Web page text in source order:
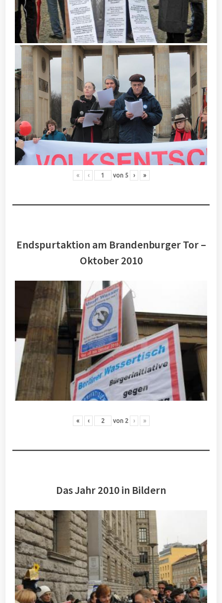
« ‹ von 5 › »
Endspurtaktion am Brandenburger Tor –
Oktober 2010
« ‹ von 2 › »
Das Jahr 2010 in Bildern